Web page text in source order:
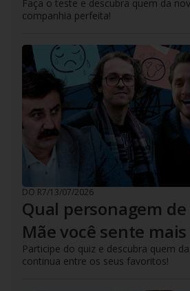
Faça o teste e descubra quem da
companhia perfeita!
DO R7/13/07/2026
Qual personagem de
Mãe você sente
Participe do quiz e descubra quem
continua entre os seus favoritos!